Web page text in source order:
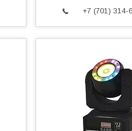
+7 (701) 314-